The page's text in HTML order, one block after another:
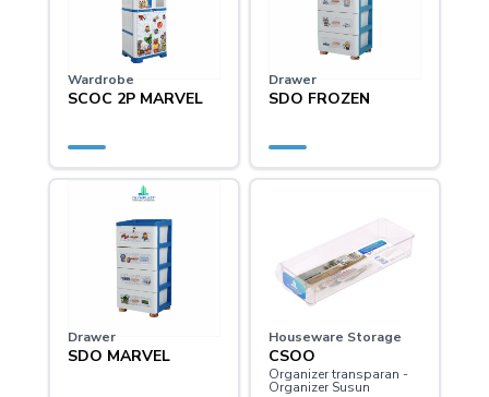
Wardrobe
SCOC 2P MARVEL
Drawer
SDO FROZEN
Drawer
SDO MARVEL
Houseware Storage
CSOO
Organizer transparan -
Organizer Susun